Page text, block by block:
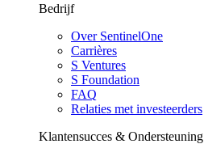
Bedrijf
Over SentinelOne
Carrières
S Ventures
S Foundation
FAQ
Relaties met investeerders
Klantensucces & Ondersteuning